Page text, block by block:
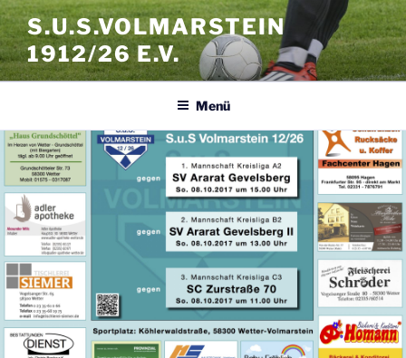
Zum
Inhalt
springen
S.U.S.VOLMARSTEIN
1912/26 E.V.
Menü